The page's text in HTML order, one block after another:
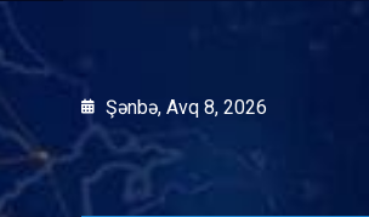
Şənbə, Avq 8, 2026